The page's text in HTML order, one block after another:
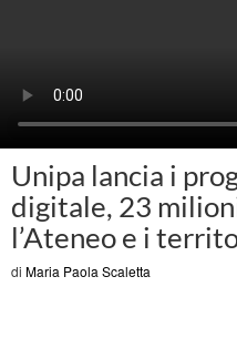
Unipa lancia i
digitale, 23
l’Ateneo e i
di Maria Paola Scaletta